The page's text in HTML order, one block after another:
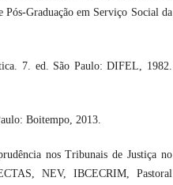
Graduação em Serviço Social da
7. ed. São Paulo: DIFEL, 1982.
Boitempo, 2013.
nos Tribunais de Justiça no
NEV, IBCECRIM, Pastoral